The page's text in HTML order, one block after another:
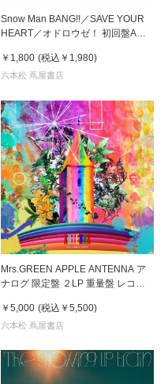
Snow Man BANG!!／SAVE YOUR
HEART／オドロウゼ！ 初回盤A
￥1,800 (税込 ￥1,980)
六本松 蔦屋書店
Mrs.GREEN APPLE ANTENNA ア
ナログ 限定盤 ２LP 重量盤 レコー
￥5,000 (税込 ￥5,500)
六本松 蔦屋書店